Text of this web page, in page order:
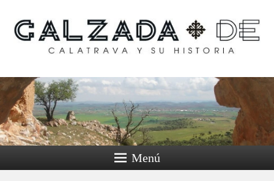
Calzada de Calatrava y
su historia
Menú